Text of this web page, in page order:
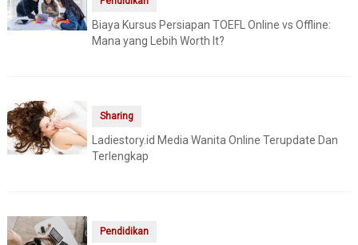
Biaya Kursus Persiapan TOEFL Online vs Offline:
Mana yang Lebih Worth It?
Sharing
Ladiestory.id Media Wanita Online Terupdate Dan
Terlengkap
Pendidikan